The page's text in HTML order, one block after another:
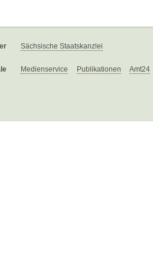
Sächsische Staatskanzlei
Medienservice Publikationen Amt24